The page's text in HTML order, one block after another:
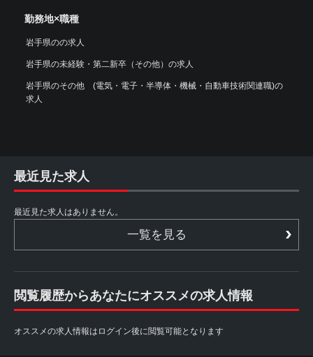
勤務地×職種
岩手県のの求人
岩手県の未経験・第二新卒（その他）の求人
岩手県のその他 (電気・電子・半導体・機械・自動車技術関連職)の
求人
最近見た求人
最近見た求人はありません。
一覧を見る
閲覧履歴からあなたにオススメの求人情報
オススメの求人情報はログイン後に閲覧可能となります